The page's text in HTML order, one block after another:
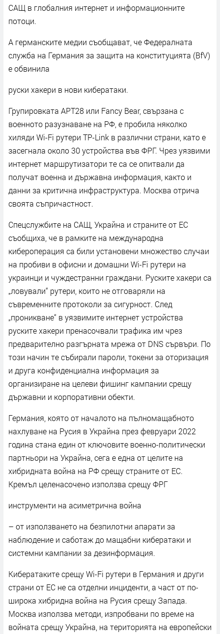
САЩ в глобалния интернет и информационните
потоци.
А германските медии съобщават, че Федералната
служба на Германия за защита на конституцията (BfV)
е обвинила
руски хакери в нови кибератаки.
Групировката APT28 или Fancy Bear, свързана с
военното разузнаване на РФ, е пробила няколко
хиляди Wi-Fi рутери TP-Link в различни страни, като е
засегнала около 30 устройства във ФРГ. Чрез уязвими
интернет маршрутизатори те са се опитвали да
получат военна и държавна информация, както и
данни за критична инфраструктура. Москва отрича
своята съпричастност.
Спецслужбите на САЩ, Украйна и страните от ЕС
съобщиха, че в рамките на международна
кибероперация са били установени множество случаи
на пробиви в офисни и домашни Wi-Fi рутери на
украинци и чуждестранни граждани. Руските хакери са
„ловували“ рутери, които не отговаряли на
съвременните протоколи за сигурност. След
„проникване“ в уязвимите интернет устройства
руските хакери пренасочвали трафика им чрез
предварително разгърната мрежа от DNS сървъри. По
този начин те събирали пароли, токени за оторизация
и друга конфиденциална информация за
организиране на целеви фишинг кампании срещу
държавни и корпоративни обекти.
Германия, която от началото на пълномащабното
нахлуване на Русия в Украйна през февруари 2022
година стана един от ключовите военно-политически
партньори на Украйна, сега е една от целите на
хибридната война на РФ срещу страните от ЕС.
Кремъл целенасочено използва срещу ФРГ
инструменти на асиметрична война
– от използването на безпилотни апарати за
наблюдение и саботаж до мащабни кибератаки и
системни кампании за дезинформация.
Кибератаките срещу Wi-Fi рутери в Германия и други
страни от ЕС не са отделни инциденти, а част от по-
широка хибридна война на Русия срещу Запада.
Москва използва методи, изпробвани по време на
войната срещу Украйна, на територията на европейски